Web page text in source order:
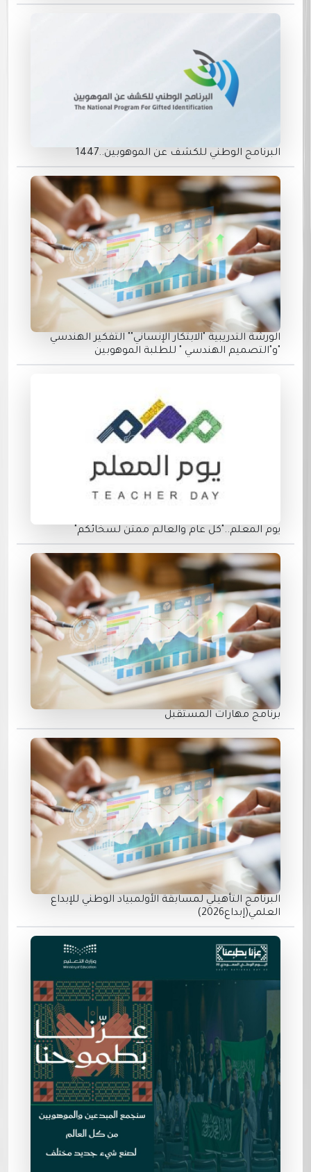
البرنامج الوطني للكشف عن الموهوبين..1447
الورشة التدريبية "الابتكار الإنساني"" التفكير الهندسي
"و"التصميم الهندسي " للطلبة الموهوبين
يوم المعلم.."كل عام والعالم ممتن لسخائكم"
برنامج مهارات المستقبل
البرنامج التأهيلي لمسابقة الأولمبياد الوطني للإبداع
العلمي(إبداع2026)